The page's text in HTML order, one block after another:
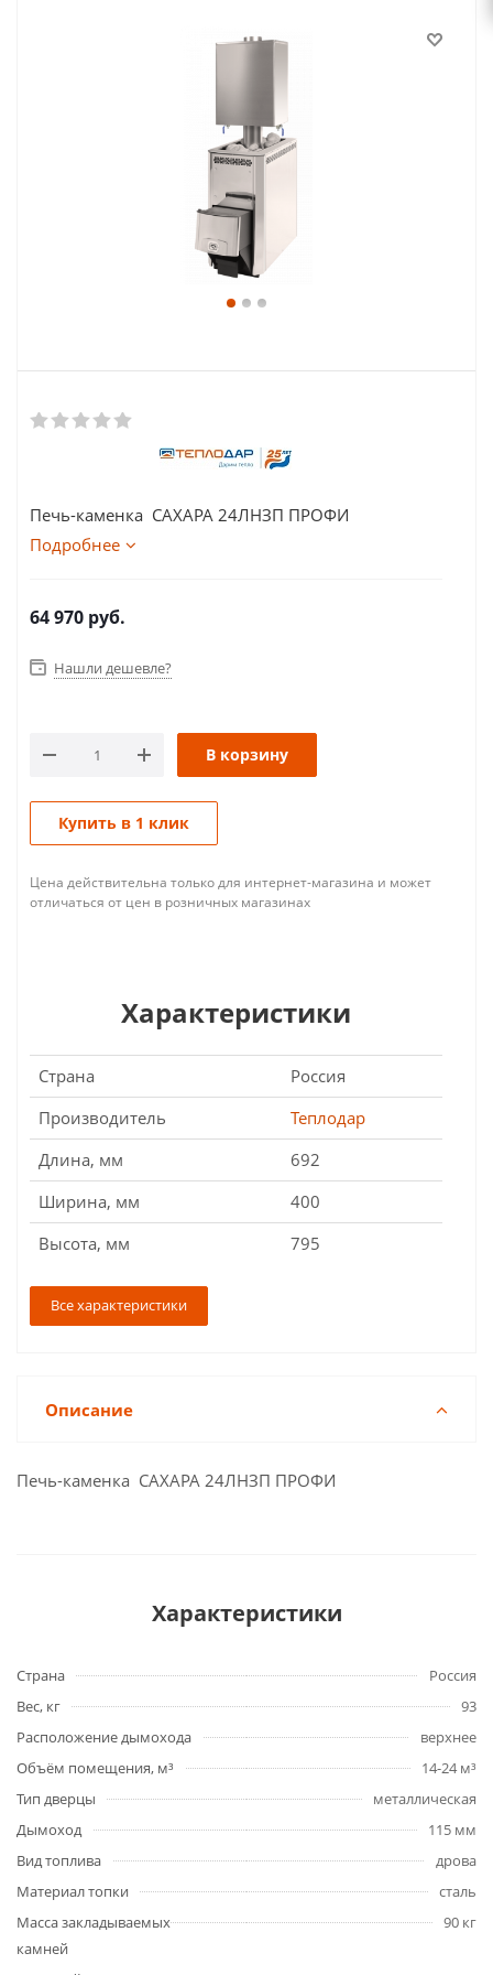
Печь-каменка САХАРА 24ЛНЗП ПРОФИ
Подробнее
64 970 руб.
Нашли дешевле?
В корзину
Купить в 1 клик
Цена действительна только для интернет-магазина и может
отличаться от цен в розничных магазинах
Характеристики
Страна
Россия
Производитель
Теплодар
Длина, мм
692
Ширина, мм
400
Высота, мм
795
Все характеристики
Описание
Печь-каменка САХАРА 24ЛНЗП ПРОФИ
Характеристики
Страна
Россия
Вес, кг
93
Расположение дымохода
верхнее
Объём помещения, м³
14-24 м³
Тип дверцы
металлическая
Дымоход
115 мм
Вид топлива
дрова
Материал топки
сталь
Масса закладываемых
камней
90 кг